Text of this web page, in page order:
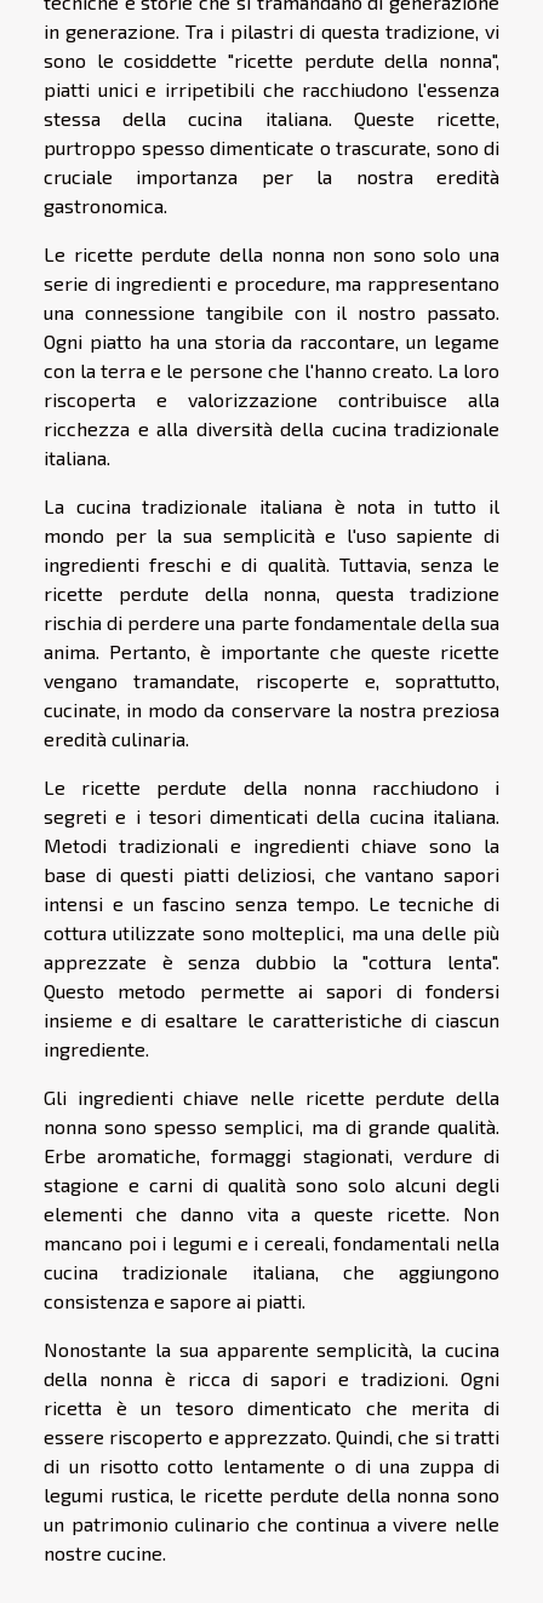
in generazione. Tra i pilastri di questa tradizione, vi
sono le cosiddette "ricette perdute della nonna",
piatti unici e irripetibili che racchiudono l'essenza
stessa della cucina italiana. Queste ricette,
purtroppo spesso dimenticate o trascurate, sono di
cruciale importanza per la nostra eredità
gastronomica.
Le ricette perdute della nonna non sono solo una
serie di ingredienti e procedure, ma rappresentano
una connessione tangibile con il nostro passato.
Ogni piatto ha una storia da raccontare, un legame
con la terra e le persone che l'hanno creato. La loro
riscoperta e valorizzazione contribuisce alla
ricchezza e alla diversità della cucina tradizionale
italiana.
La cucina tradizionale italiana è nota in tutto il
mondo per la sua semplicità e l'uso sapiente di
ingredienti freschi e di qualità. Tuttavia, senza le
ricette perdute della nonna, questa tradizione
rischia di perdere una parte fondamentale della sua
anima. Pertanto, è importante che queste ricette
vengano tramandate, riscoperte e, soprattutto,
cucinate, in modo da conservare la nostra preziosa
eredità culinaria.
Le ricette perdute della nonna racchiudono i
segreti e i tesori dimenticati della cucina italiana.
Metodi tradizionali e ingredienti chiave sono la
base di questi piatti deliziosi, che vantano sapori
intensi e un fascino senza tempo. Le tecniche di
cottura utilizzate sono molteplici, ma una delle più
apprezzate è senza dubbio la "cottura lenta".
Questo metodo permette ai sapori di fondersi
insieme e di esaltare le caratteristiche di ciascun
ingrediente.
Gli ingredienti chiave nelle ricette perdute della
nonna sono spesso semplici, ma di grande qualità.
Erbe aromatiche, formaggi stagionati, verdure di
stagione e carni di qualità sono solo alcuni degli
elementi che danno vita a queste ricette. Non
mancano poi i legumi e i cereali, fondamentali nella
cucina tradizionale italiana, che aggiungono
consistenza e sapore ai piatti.
Nonostante la sua apparente semplicità, la cucina
della nonna è ricca di sapori e tradizioni. Ogni
ricetta è un tesoro dimenticato che merita di
essere riscoperto e apprezzato. Quindi, che si tratti
di un risotto cotto lentamente o di una zuppa di
legumi rustica, le ricette perdute della nonna sono
un patrimonio culinario che continua a vivere nelle
nostre cucine.